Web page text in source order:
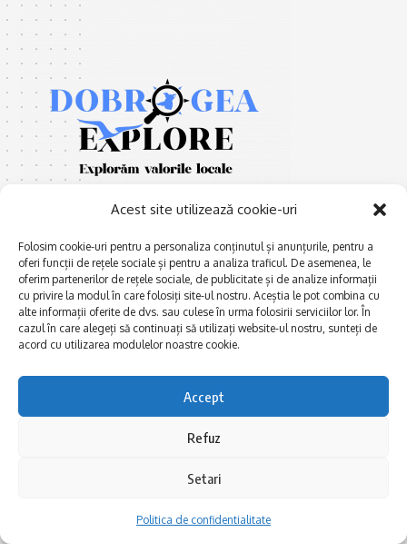
Acest site utilizează cookie-uri
Folosim cookie-uri pentru a personaliza conținutul și anunțurile, pentru a
oferi funcții de rețele sociale și pentru a analiza traficul. De asemenea, le
oferim partenerilor de rețele sociale, de publicitate și de analize informații
cu privire la modul în care folosiți site-ul nostru. Aceștia le pot combina cu
alte informații oferite de dvs. sau culese în urma folosirii serviciilor lor. În
cazul în care alegeți să continuați să utilizați website-ul nostru, sunteți de
acord cu utilizarea modulelor noastre cookie.
Accept
Refuz
Setari
Politica de confidentialitate
E xplorăm Dobrogea,
Explorăm valorile locale:
Deltă, Litoral, cele mai mari
biserici și mănăstiri, cele mai
FRUMOASE POVEȘTI.
Afaceri și meșteșuguri
Actualitate